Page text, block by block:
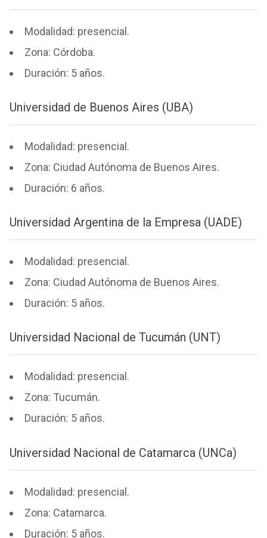
Modalidad: presencial.
Zona: Córdoba.
Duración: 5 años.
Universidad de Buenos Aires (UBA)
Modalidad: presencial.
Zona: Ciudad Autónoma de Buenos Aires.
Duración: 6 años.
Universidad Argentina de la Empresa (UADE)
Modalidad: presencial.
Zona: Ciudad Autónoma de Buenos Aires.
Duración: 5 años.
Universidad Nacional de Tucumán (UNT)
Modalidad: presencial.
Zona: Tucumán.
Duración: 5 años.
Universidad Nacional de Catamarca (UNCa)
Modalidad: presencial.
Zona: Catamarca.
Duración: 5 años.